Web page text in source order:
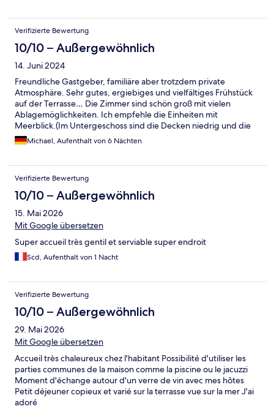
Verifizierte Bewertung
10/10 – Außergewöhnlich
14. Juni 2024
Freundliche Gastgeber, familiäre aber trotzdem private
Atmosphäre. Sehr gutes, ergiebiges und vielfältiges Frühstück
auf der Terrasse… Die Zimmer sind schön groß mit vielen
Ablagemöglichkeiten. Ich empfehle die Einheiten mit
Meerblick.(Im Untergeschoss sind die Decken niedrig und die
Wohnungen wirken trotz großer Fenster kleiner.) Die Gras-
Teppiche im Freien fand ich nicht besonders schön… der
la Mer ein empfehlenswertes Ziel. Mehrere Strandabschnitte
sind zu Fuß erreichbar (200m), Fahrräder stehen zur Verfügung.
Der Radweg ist unweit, genauso der Wanderweg entlang der
Küste.
Michael, Aufenthalt von 6 Nächten
Verifizierte Bewertung
10/10 – Außergewöhnlich
15. Mai 2026
Mit Google übersetzen
Super accueil très gentil et serviable super endroit
Scd, Aufenthalt von 1 Nacht
Verifizierte Bewertung
10/10 – Außergewöhnlich
29. Mai 2026
Mit Google übersetzen
Accueil très chaleureux chez l'habitant Possibilité d'utiliser les
parties communes de la maison comme la piscine ou le jacuzzi
Moment d'échange autour d'un verre de vin avec mes hôtes
Petit déjeuner copieux et varié sur la terrasse vue sur la mer J'ai
adoré